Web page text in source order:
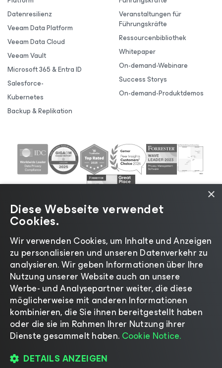
Datenresilienz
Veeam Data Platform
Veeam Data Cloud
Veeam Vault
Microsoft 365 & Entra ID
Salesforce-
Kubernetes
Backup & Replikation
Veranstaltungen für
Führungskräfte
Ressourcenbibliothek
Whitepaper
On-demand-Webinare
Success Storys
On-demand-Produktdemos
©2026 Veeam® Software |Datenschutzrichtlinie|
Cookies|Rechtliches |Lizenzierungsrichtlinie|
Lieferanten-Ressourcen| Impressum
Sprache ändern
×
Diese Webseite verwendet
Cookies.
Wir verwenden Cookies, um Inhalte und Anzeigen
zu personalisieren und unseren Datenverkehr zu
analysieren. Wir geben Informationen über Ihre
Nutzung unserer Website auch an unsere
Werbe- und Analysepartner weiter, die diese
möglicherweise mit anderen Informationen
kombinieren, die Sie ihnen bereitgestellt haben
oder die sie im Rahmen Ihrer Nutzung ihrer
Dienste gesammelt haben. Cookie Notice.
DETAILS ANZEIGEN